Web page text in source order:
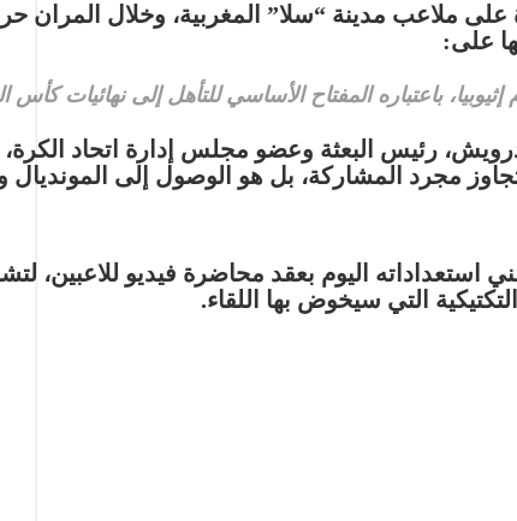
على ملاعب مدينة “سلا” المغربية، وخلال
على:
باعتباره المفتاح الأساسي للتأهل إلى نهائيات كأس
درويش، رئيس البعثة وعضو مجلس إدارة اتحاد
مجرد المشاركة، بل هو الوصول إلى المونديال
استعداداته اليوم بعقد محاضرة فيديو للاعبين،
التي سيخوض بها اللقاء.